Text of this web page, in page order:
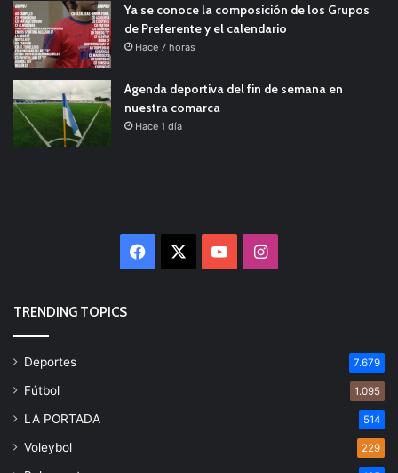
Ya se conoce la composición de los Grupos
de Preferente y el calendario
Hace 7 horas
Agenda deportiva del fin de semana en
nuestra comarca
Hace 1 día
Facebook YouTubeInstagram
TRENDING TOPICS
Deportes 7.679
Fútbol 1.095
LA PORTADA 514
Voleybol 229